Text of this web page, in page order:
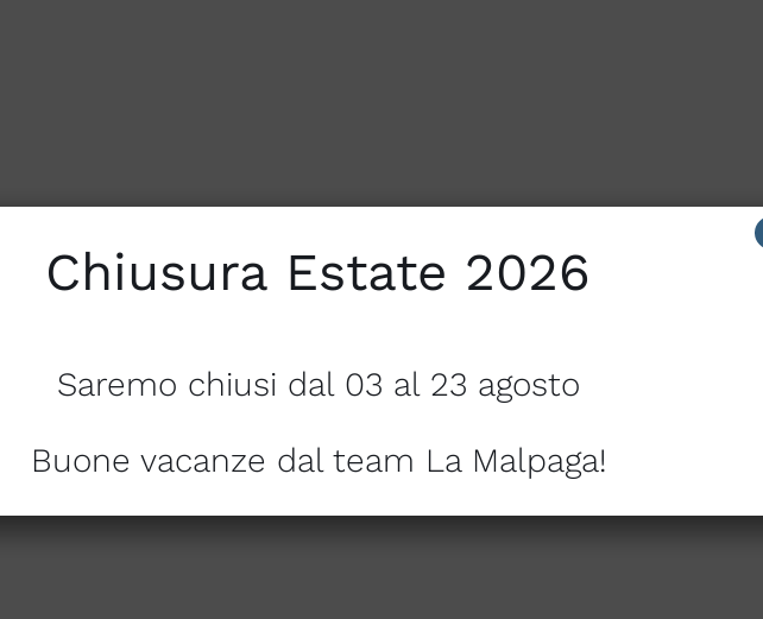
Chiusura Estate 2026
Saremo chiusi dal 03 al 23 agosto
Buone vacanze dal team La Malpaga!